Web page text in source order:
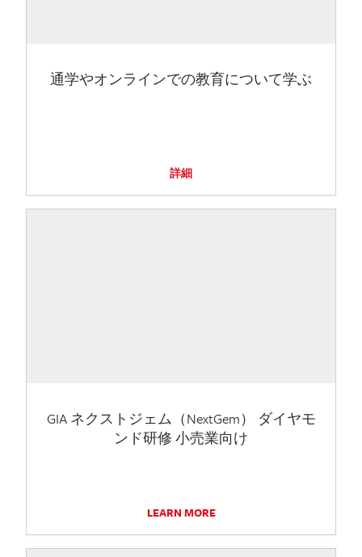
通学やオンラインでの教育について学ぶ
詳細
GIA ネクストジェム（NextGem） ダイヤモ
ンド研修 小売業向け
LEARN MORE